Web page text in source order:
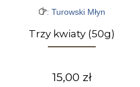
: Turowski Młyn
Trzy kwiaty (50g)
15,00 zł